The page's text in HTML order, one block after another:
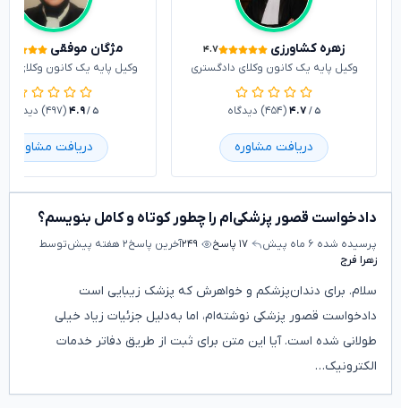
زهره کشاورزی ۴.۷
وکیل پایه یک کانون وکلای دادگستری
۴.۷ / ۵ (۴۵۴) دیدگاه
دریافت مشاوره
مژگان موفقی
وکیل پایه یک کانون وکلای
۴.۹/ ۵ (۴۹۷) دیدگاه
دریافت مشاوره
دادخواست قصور پزشکی‌ام را چطور کوتاه و کامل بنویسم؟
پرسیده شده ۶ ماه پیش ۱۷ پاسخ ۲۴۹آخرین پاسخ۲ هفته پیش
توسط
زهرا فرج
سلام. برای دندان‌پزشکم و خواهرش که پزشک زیبایی است
دادخواست قصور پزشکی نوشته‌ام، اما به‌دلیل جزئیات زیاد خیلی
طولانی شده است. آیا این متن برای ثبت از طریق دفاتر خدمات
الکترونیک…